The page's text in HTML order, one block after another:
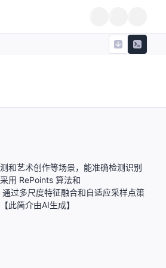
和艺术创作等场景，能准确检测识别
用 RePoints 算法和
过多尺度特征融合和自适应采样点策
此简介由AI生成】